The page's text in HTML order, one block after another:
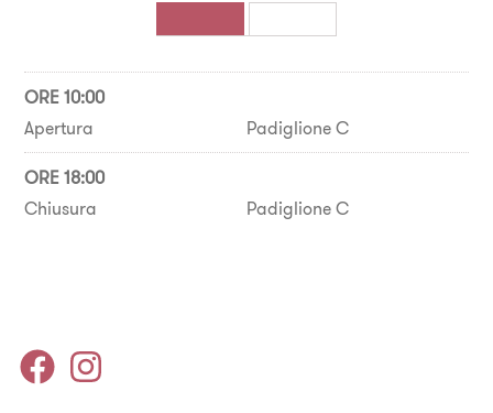
ORE 10:00
Apertura
Padiglione C
ORE 18:00
Chiusura
Padiglione C